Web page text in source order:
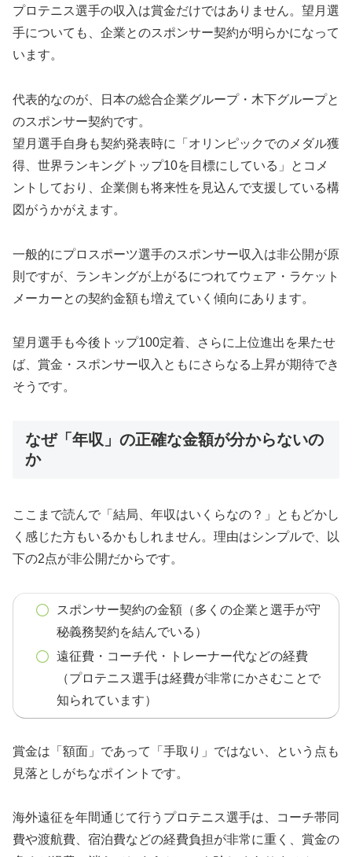
プロテニス選手の収入は賞金だけではありません。望月選
手についても、企業とのスポンサー契約が明らかになって
います。
代表的なのが、日本の総合企業グループ・木下グループと
のスポンサー契約です。
望月選手自身も契約発表時に「オリンピックでのメダル獲
得、世界ランキングトップ10を目標にしている」とコメ
ントしており、企業側も将来性を見込んで支援している構
図がうかがえます。
一般的にプロスポーツ選手のスポンサー収入は非公開が原
則ですが、ランキングが上がるにつれてウェア・ラケット
メーカーとの契約金額も増えていく傾向にあります。
望月選手も今後トップ100定着、さらに上位進出を果たせ
ば、賞金・スポンサー収入ともにさらなる上昇が期待でき
そうです。
なぜ「年収」の正確な金額が分からないの
か
ここまで読んで「結局、年収はいくらなの？」ともどかし
く感じた方もいるかもしれません。理由はシンプルで、以
下の2点が非公開だからです。
スポンサー契約の金額（多くの企業と選手が守
秘義務契約を結んでいる）
遠征費・コーチ代・トレーナー代などの経費
（プロテニス選手は経費が非常にかさむことで
知られています）
賞金は「額面」であって「手取り」ではない、という点も
見落としがちなポイントです。
海外遠征を年間通じて行うプロテニス選手は、コーチ帯同
費や渡航費、宿泊費などの経費負担が非常に重く、賞金の